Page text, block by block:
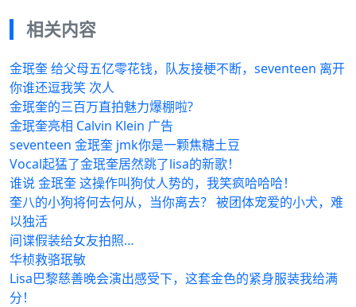
相关内容
金珉奎 给父母五亿零花钱，队友接梗不断，seventeen 离开
你谁还逗我笑 次人
金珉奎的三百万直拍魅力爆棚啦?
金珉奎亮相 Calvin Klein 广告
seventeen 金珉奎 jmk你是一颗焦糖土豆
Vocal起猛了金珉奎居然跳了lisa的新歌！
谁说 金珉奎 这操作叫狗仗人势的，我笑疯哈哈哈！
奎八的小狗将何去何从，当你离去？ 被团体宠爱的小犬，难
以独活
间谍假装给女友拍照…
华桢救骆珉敏
Lisa巴黎慈善晚会演出感受下，这套金色的紧身服装我给满
分！